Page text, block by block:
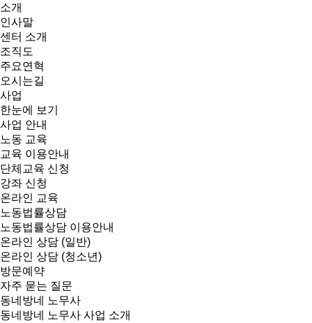
소개
인사말
센터 소개
조직도
주요연혁
오시는길
사업
한눈에 보기
사업 안내
노동 교육
교육 이용안내
단체교육 신청
강좌 신청
온라인 교육
노동법률상담
노동법률상담 이용안내
온라인 상담 (일반)
온라인 상담 (청소년)
방문예약
자주 묻는 질문
동네방네 노무사
동네방네 노무사 사업 소개